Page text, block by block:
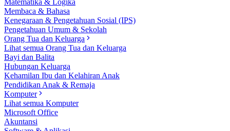
Matematika & Logika
Membaca & Bahasa
Kenegaraan & Pengetahuan Sosial (IPS)
Pengetahuan Umum & Sekolah
Orang Tua dan Keluarga
Lihat semua Orang Tua dan Keluarga
Bayi dan Balita
Hubungan Keluarga
Kehamilan Ibu dan Kelahiran Anak
Pendidikan Anak & Remaja
Komputer
Lihat semua Komputer
Microsoft Office
Akuntansi